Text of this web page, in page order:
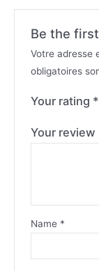
Be the
Votre adresse
obligatoires
Your rating *
Your review
Name *